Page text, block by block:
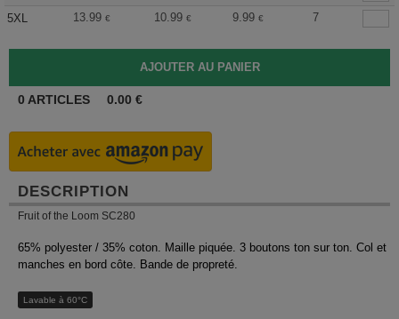
5XL
13.99 € 10.99 € 9.99 € 7
0 ARTICLES 0.00 €
DESCRIPTION
Fruit of the Loom SC280
65% polyester / 35% coton. Maille piquée. 3 boutons ton sur ton. Col et
manches en bord côte. Bande de propreté.
Lavable à 60°C